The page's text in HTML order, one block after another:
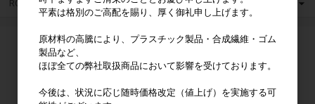
ROCKBROS
検索
平素は格別のご高配を賜り、厚く御礼申し上げます。
原材料の高騰により、プラスチック製品・合成繊維・ゴム
製品など、
ほぼ全ての弊社取扱商品において影響を受けております。
今後は、状況に応じ随時価格改定（値上げ）を実施する可